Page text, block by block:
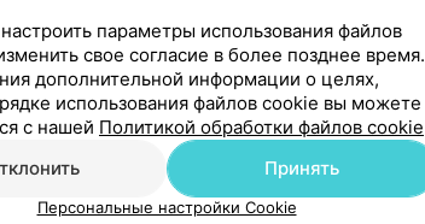
параметры использования файлов
свое согласие в более позднее время.
дополнительной информации о целях,
использования файлов cookie вы можете
с нашей Политикой обработки файлов cookie
Принять
Персональные настройки Cookie